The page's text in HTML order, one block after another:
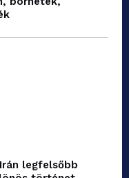
legfelsőbb